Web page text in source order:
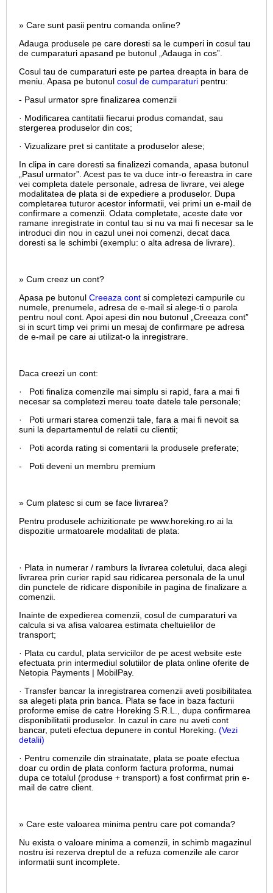
» Care sunt pasii pentru comanda online?
Adauga produsele pe care doresti sa le cumperi in cosul tau
de cumparaturi apasand pe butonul „Adauga in cos”.
Cosul tau de cumparaturi este pe partea dreapta in bara de
meniu. Apasa pe butonul cosul de cumparaturi pentru:
- Pasul urmator spre finalizarea comenzii
· Modificarea cantitatii fiecarui produs comandat, sau
stergerea produselor din cos;
· Vizualizare pret si cantitate a produselor alese;
In clipa in care doresti sa finalizezi comanda, apasa butonul
„Pasul urmator”. Acest pas te va duce intr-o fereastra in care
vei completa datele personale, adresa de livrare, vei alege
modalitatea de plata si de expediere a produselor. Dupa
completarea tuturor acestor informatii, vei primi un e-mail de
confirmare a comenzii. Odata completate, aceste date vor
ramane inregistrate in contul tau si nu va mai fi necesar sa le
introduci din nou in cazul unei noi comenzi, decat daca
doresti sa le schimbi (exemplu: o alta adresa de livrare).
» Cum creez un cont?
Apasa pe butonul Creeaza cont si completezi campurile cu
numele, prenumele, adresa de e-mail si alege-ti o parola
pentru noul cont. Apoi apesi din nou butonul „Creeaza cont”
si in scurt timp vei primi un mesaj de confirmare pe adresa
de e-mail pe care ai utilizat-o la inregistrare.
Daca creezi un cont:
· Poti finaliza comenzile mai simplu si rapid, fara a mai fi
necesar sa completezi mereu toate datele tale personale;
· Poti urmari starea comenzii tale, fara a mai fi nevoit sa
suni la departamentul de relatii cu clientii;
· Poti acorda rating si comentarii la produsele preferate;
- Poti deveni un membru premium
» Cum platesc si cum se face livrarea?
Pentru produsele achizitionate pe www.horeking.ro ai la
dispozitie urmatoarele modalitati de plata:
· Plata in numerar / ramburs la livrarea coletului, daca alegi
livrarea prin curier rapid sau ridicarea personala de la unul
din punctele de ridicare disponibile in pagina de finalizare a
comenzii.
Inainte de expedierea comenzii, cosul de cumparaturi va
calcula si va afisa valoarea estimata cheltuielilor de
transport;
· Plata cu cardul, plata serviciilor de pe acest website este
efectuata prin intermediul solutiilor de plata online oferite de
Netopia Payments | MobilPay.
· Transfer bancar la inregistrarea comenzii aveti posibilitatea
sa alegeti plata prin banca. Plata se face in baza facturii
proforme emise de catre Horeking S.R.L., dupa confirmarea
disponibilitatii produselor. In cazul in care nu aveti cont
bancar, puteti efectua depunere in contul Horeking. (Vezi
detalii)
· Pentru comenzile din strainatate, plata se poate efectua
doar cu ordin de plata conform factura proforma, numai
dupa ce totalul (produse + transport) a fost confirmat prin e-
mail de catre client.
» Care este valoarea minima pentru care pot comanda?
Nu exista o valoare minima a comenzii, in schimb magazinul
nostru isi rezerva dreptul de a refuza comenzile ale caror
informatii sunt incomplete.